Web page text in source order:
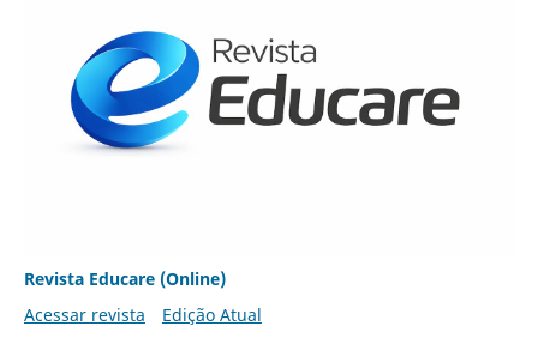
Revista Educare (Online)
Acessar revista
Edição Atual